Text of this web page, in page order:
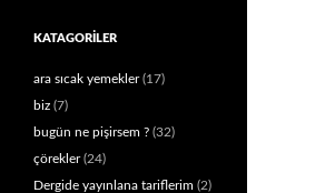
KATAGORILER
ara sıcak yemekler(17)
biz (7)
bugün ne pişirsem ? (32)
çörekler(24)
Dergide yayınlana tariflerim (2)